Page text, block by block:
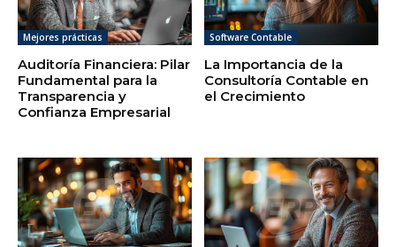
Mejores prácticas
Auditoría Financiera: Pilar
Fundamental para la
Transparencia y
Confianza Empresarial
Software Contable
La Importancia de la
Consultoría Contable en
el Crecimiento